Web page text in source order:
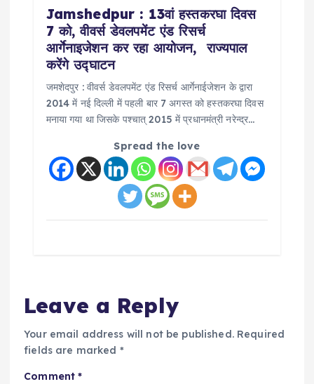
Jamshedpur : 13वां हस्तकरघा दिवस
7 को, वीवर्स डेवलपमेंट एंड रिसर्च
आर्गेनाइजेशन कर रहा आयोजन, राज्यपाल
करेंगे उद्घाटन
जमशेदपुर : वीवर्स डेवलपमेंट एंड रिसर्च आर्गेनाईजेशन के द्वारा
2014 में नई दिल्ली में पहली बार 7 अगस्त को हस्तकरघा दिवस
मनाया गया था जिसके पश्चात् 2015 में प्रधानमंत्री नरेन्द्र…
Spread the love
Leave a Reply
Your email address will not be published. Required
fields are marked *
Comment*